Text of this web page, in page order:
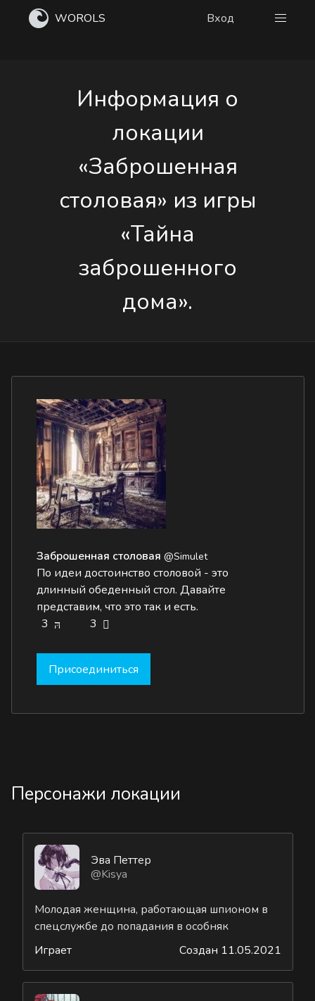
WOROLS Вход
Информация о
локации
«Заброшенная
столовая» из игры
«Тайна
заброшенного
дома».
Заброшенная столовая @Simulet
По идеи достоинство столовой - это
длинный обеденный стол. Давайте
представим, что это так и есть.
3
3
Присоединиться
Персонажи локации
Эва Петтер
@Kisya
Молодая женщина, работающая шпионом в
спецслужбе до попадания в особняк
Играет
Создан 11.05.2021